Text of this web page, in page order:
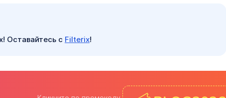
Оставайтесь с Filterix!